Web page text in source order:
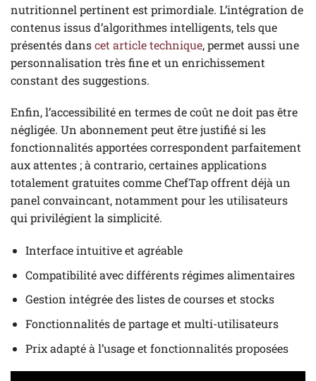
nutritionnel pertinent est primordiale. L’intégration de
contenus issus d’algorithmes intelligents, tels que
présentés danscet article technique, permet aussi une
personnalisation très fine et un enrichissement
constant des suggestions.
Enfin, l’accessibilité en termes de coût ne doit pas être
négligée. Un abonnement peut être justifié si les
fonctionnalités apportées correspondent parfaitement
aux attentes ; à contrario, certaines applications
totalement gratuites comme ChefTap offrent déjà un
panel convaincant, notamment pour les utilisateurs
qui privilégient la simplicité.
Interface intuitive et agréable
Compatibilité avec différents régimes alimentaires
Gestion intégrée des listes de courses et stocks
Fonctionnalités de partage et multi-utilisateurs
Prix adapté à l’usage et fonctionnalités proposées